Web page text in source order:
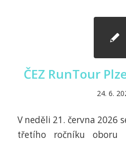
ČEZ RunTour
24. 6.
V neděli 21. června 2026
třetího ročníku oboru